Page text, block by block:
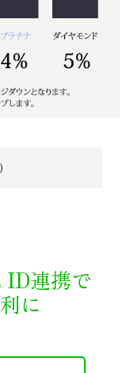
連携で
に